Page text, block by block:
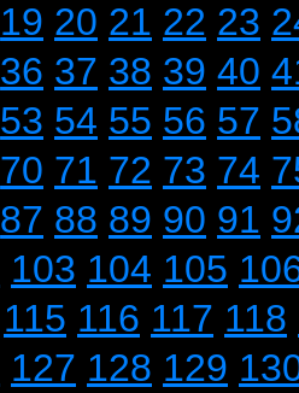
19 20 21 22 23
36 37 38 39 40
53 54 55 56 57
70 71 72 73 74
87 88 89 90 91
103 104 105
115 116 117 118
127 128 129